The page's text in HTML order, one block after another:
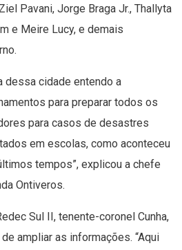
Pavani, Jorge Braga Jr., Thallyta
e Meire Lucy, e demais
dessa cidade entendo a
para preparar todos os
para casos de desastres
em escolas, como aconteceu
tempos”, explicou a chefe
Ontiveros.
Sul II, tenente-coronel Cunha,
ampliar as informações. “Aqui